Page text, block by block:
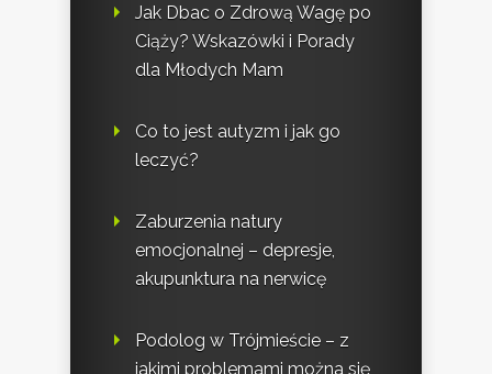
Jak Dbac o Zdrową Wagę po
Ciąży? Wskazówki i Porady
dla Młodych Mam
Co to jest autyzm i jak go
leczyć?
Zaburzenia natury
emocjonalnej – depresje,
akupunktura na nerwicę
Podolog w Trójmieście – z
jakimi problemami można się